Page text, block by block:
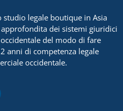
studio legale boutique in Asia
dei sistemi giuridici
del modo di fare
anni di competenza legale
occidentale.